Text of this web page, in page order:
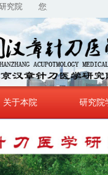
院 您好！ 欢迎来到北京
关于本院 研究院